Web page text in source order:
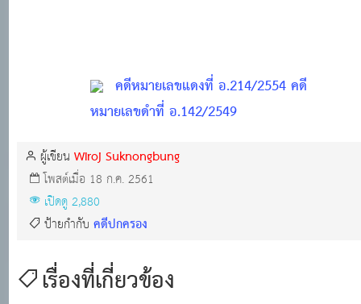
คดีหมายเลขแดงที่ อ.214/2554 คดี
หมายเลขดำที่ อ.142/2549
ผู้เขียนWiroj Suknongbung
โพสต์เมื่อ 18 ก.ค. 2561
เปิดดู 2,880
ป้ายกำกับคดีปกครอง
เรื่องที่เกี่ยวข้อง